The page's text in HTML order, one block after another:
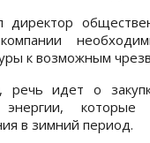
директор
к возможным
речь идет о
энергии,
в зимний период.